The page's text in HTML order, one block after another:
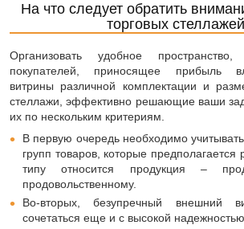
На что следует обратить
торговых
Организовать удобное
покупателей, приносящее прибыль
витрины различной комплектации и
стеллажи, эффективно решающие ваши
их по нескольким критериям.
В первую очередь необходимо
групп товаров, которые предполагается
типу относится продукция –
продовольственному.
Во-вторых, безупречный внешний
сочетаться еще и с высокой